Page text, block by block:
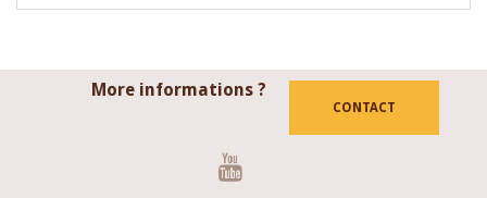
More informations ?
CONTACT